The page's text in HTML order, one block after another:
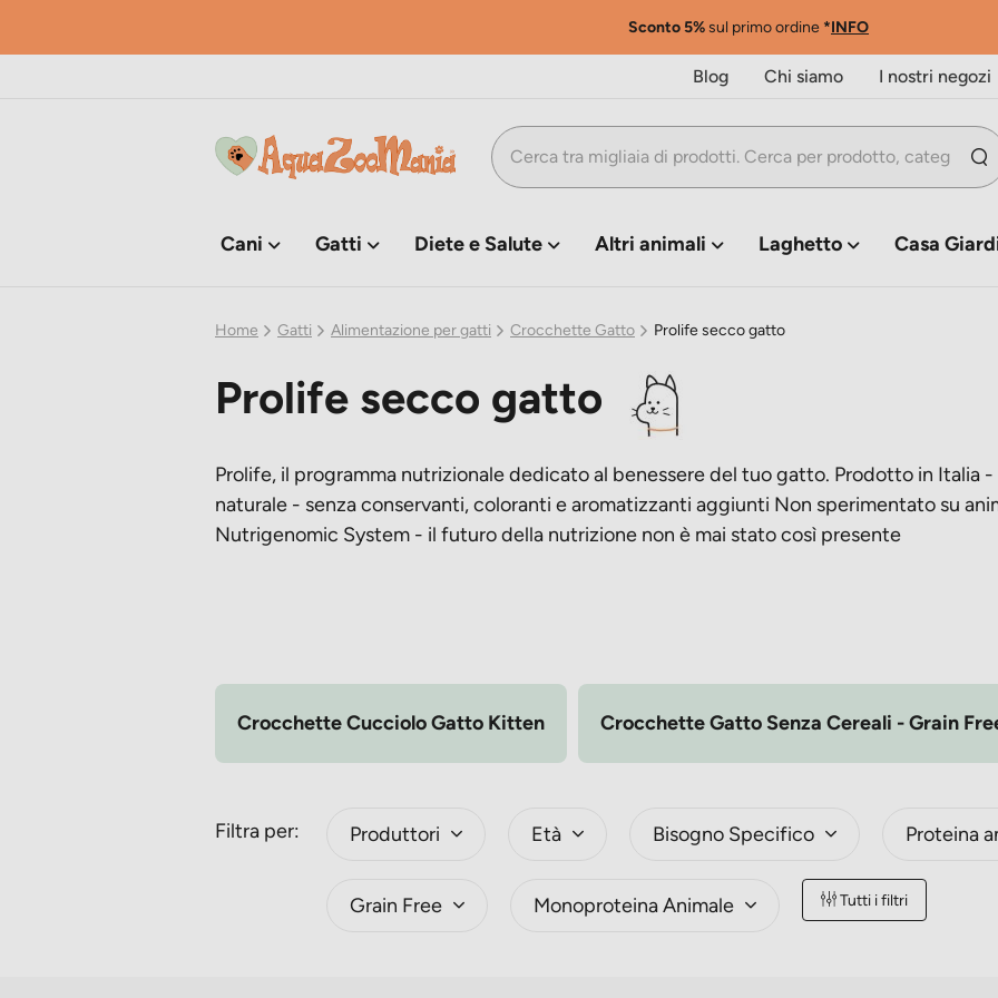
Sconto 5%sul primo ordine *INFO
Blog Chi siamo I nostri negozi
Cani Gatti Diete e Salute Altri animali Laghetto Casa
Home Gatti Alimentazione per gatti Crocchette Gatto Prolife secco gatto
Prolife secco gatto
Prolife, il programma nutrizionale dedicato al benessere del tuo gatto. Prodotto in Italia -
naturale - senza conservanti, coloranti e aromatizzanti aggiunti Non sperimentato su
Nutrigenomic System - il futuro della nutrizione non è mai stato così presente
Crocchette Cucciolo Gatto Kitten Crocchette Gatto Senza Cereali - Grain
Filtra per: Produttori Età Bisogno Specifico Proteina
Grain Free Monoproteina Animale Tutti i filtri